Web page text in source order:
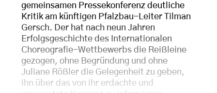
gemeinsamen Pressekonferenz deutliche
Kritik am künftigen Pfalzbau-Leiter Tilman
Gersch. Der hat nach neun Jahren
Erfolgsgeschichte des Internationalen
Choreografie-Wettbewerbs die Reißleine
gezogen, ohne Begründung und ohne
Juliane Rößler die Gelegenheit zu geben,
ihn über das von ihr erdachte und